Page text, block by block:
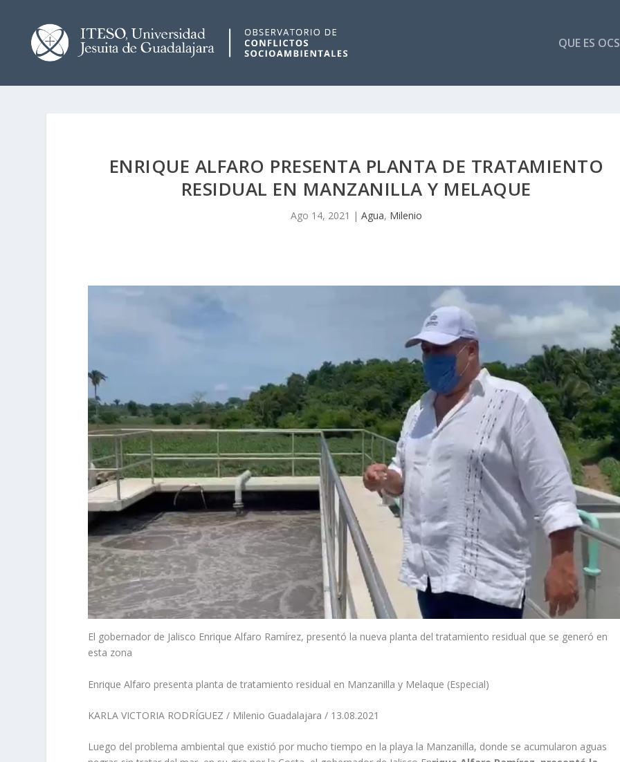
QUE ES
ENRIQUE ALFARO PRESENTA PLANTA DE TRATAMIENTO
RESIDUAL EN MANZANILLA Y MELAQUE
Ago 14, 2021 | Agua, Milenio
El gobernador de Jalisco Enrique Alfaro Ramírez, presentó la nueva planta del tratamiento residual que se generó en
esta zona
Enrique Alfaro presenta planta de tratamiento residual en Manzanilla y Melaque (Especial)
KARLA VICTORIA RODRÍGUEZ / Milenio Guadalajara / 13.08.2021
Luego del problema ambiental que existió por mucho tiempo en la playa la Manzanilla, donde se acumularon aguas